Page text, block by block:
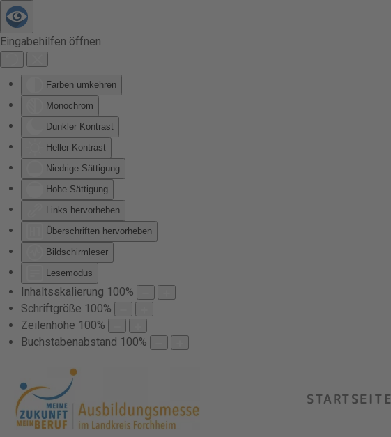
Eingabehilfen öffnen
Farben umkehren
Monochrom
Dunkler Kontrast
Heller Kontrast
Niedrige Sättigung
Hohe Sättigung
Links hervorheben
Überschriften hervorheben
Bildschirmleser
Lesemodus
Inhaltsskalierung 100%
Schriftgröße 100%
Zeilenhöhe 100%
Buchstabenabstand 100%
Zum Hauptinhalt springen
STARTSEITE